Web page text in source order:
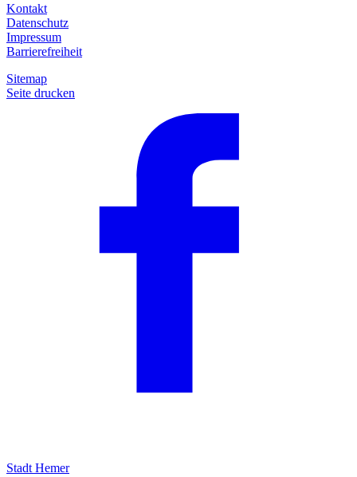
Kontakt
Datenschutz
Impressum
Barrierefreiheit
Sitemap
Seite drucken
Stadt Hemer